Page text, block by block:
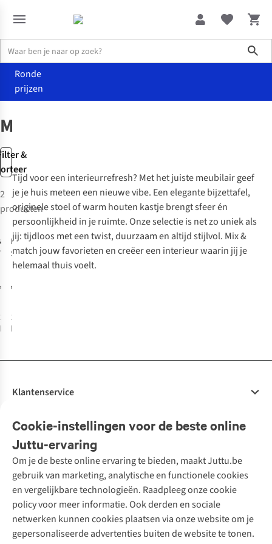
Ronde
prijzen
&
Meubilair
2
producten
&KLEVERING
Tafel Pillar
Marshmallow
€135,00
1
kleur
beschikbaar
Madam Stoltz
Stoel Wooden
Chair With
Rattan
€229,95
1
beschikbaar
Tijd voor een interieurrefresh? Met het juiste meubilair geef
je je huis meteen een nieuwe vibe. Een elegante bijzettafel,
originele stoel of warm houten kastje brengt sfeer én
persoonlijkheid in je ruimte. Onze selectie is net zo uniek als
jij: tijdloos met een twist, duurzaam en altijd stijlvol. Mix &
match jouw favorieten en creëer een interieur waarin jij je
helemaal thuis voelt.
Cookie-instellingen voor de beste online
Juttu-ervaring
Om je de beste online ervaring te bieden, maakt Juttu.be
gebruik van marketing, analytische en functionele cookies
en vergelijkbare technologieën. Raadpleeg onze cookie
policy voor meer informatie. Ook derden en sociale
netwerken kunnen cookies plaatsen via onze website om je
gepersonaliseerde advertenties buiten de website te tonen.
Klantenservice
Bestellen
Betalen
10% studentenkorting
Klarna - achteraf betalen
Levering
Retourneren
Bestelling herroepen
Garantie
Onze diensten
Tweedehands - ReJUsed
Kledingatelier
Personal shopping
Textielbox
Events / workshops
Juttu
Over ons
Juttu Friends
Inspiratie
Werken bij Juttu
Merken
Nathalie Vleeschouwer
Selected dames
Meld je aan voor de nieuwsbrief